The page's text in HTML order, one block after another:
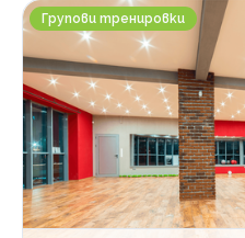
M Sport&kids
Групови тренировки